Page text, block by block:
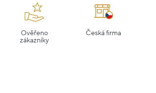
Ověřeno
zákazníky
Česká firma